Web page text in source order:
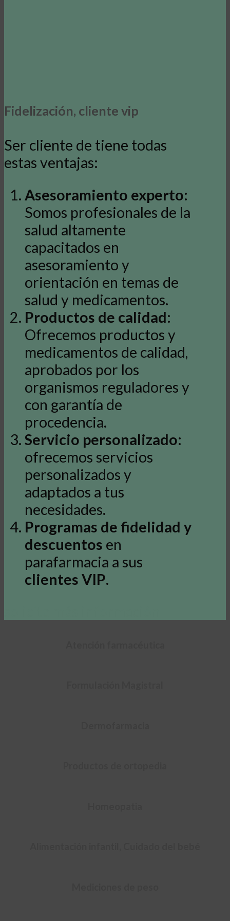
Fidelización, cliente vip
Ser cliente de tiene todas
estas ventajas:
Asesoramiento experto:
Somos profesionales de la
salud altamente
capacitados en
asesoramiento y
orientación en temas de
salud y medicamentos.
Productos de calidad:
Ofrecemos productos y
medicamentos de calidad,
aprobados por los
organismos reguladores y
con garantía de
procedencia.
Servicio personalizado:
ofrecemos servicios
personalizados y
adaptados a tus
necesidades.
Programas de fidelidad y
descuentos en
parafarmacia a sus
clientes VIP.